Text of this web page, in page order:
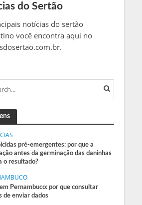
do Sertão
notícias do sertão
você encontra aqui no
pré-emergentes: por que a
antes da germinação das daninhas
o resultado?
Pernambuco: por que consultar
de enviar dados